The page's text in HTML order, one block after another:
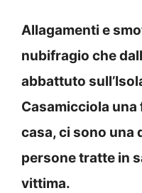
Allagamenti e
nubifragio che
abbattuto
Casamicciola
casa, ci sono una
persone tratte in
vittima.